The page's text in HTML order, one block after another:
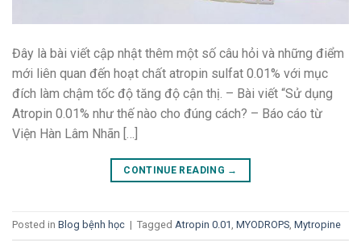
Đây là bài viết cập nhật thêm một số câu hỏi và những điểm
mới liên quan đến hoạt chất atropin sulfat 0.01% với mục
đích làm chậm tốc độ tăng độ cận thị. – Bài viết “Sử dụng
Atropin 0.01% như thế nào cho đúng cách? – Báo cáo từ
Viện Hàn Lâm Nhãn […]
CONTINUE READING →
Posted in Blog bệnh học | Tagged Atropin 0.01, MYODROPS, Mytropine